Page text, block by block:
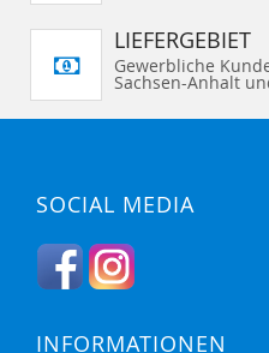
LIEFERGEBIET
Gewerbliche
Sachsen-Anhalt
SOCIAL MEDIA
INFORMATIONEN